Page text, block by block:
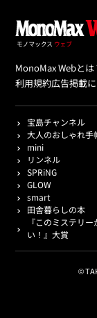
MonoMax Webとは
利用規約広告掲載
宝島チャンネル
大人のおしゃれ手
mini
リンネル
SPRiNG
GLOW
smart
田舎暮らしの本
『このミステリ
い！』大賞
©